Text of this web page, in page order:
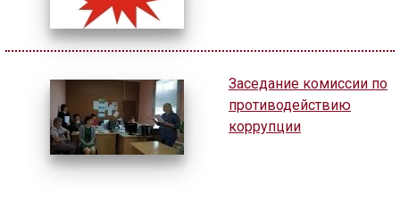
Заседание комиссии по
противодействию
коррупции